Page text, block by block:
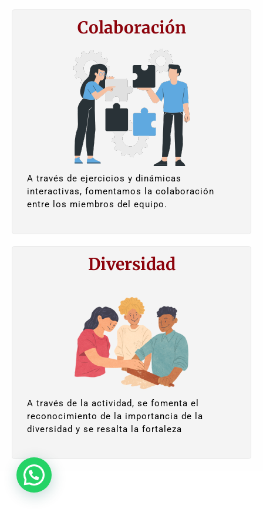
Colaboración
A través de ejercicios y dinámicas
interactivas, fomentamos la colaboración
entre los miembros del equipo.
Diversidad
A través de la actividad, se fomenta el
reconocimiento de la importancia de la
diversidad y se resalta la fortaleza